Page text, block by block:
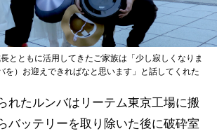
とともに活用してきたご家族は「少し寂しくなりま
を）お迎えできればなと思います」と話してくれた
れたルンバはリーテム東京工場に搬
バッテリーを取り除いた後に破砕室